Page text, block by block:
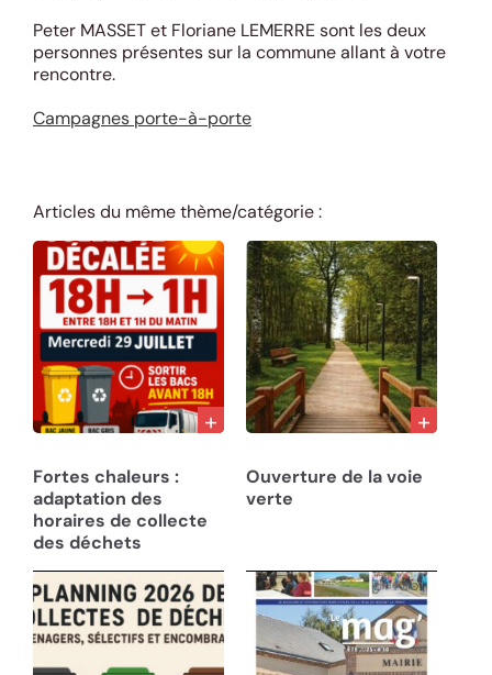
Peter MASSET et Floriane LEMERRE sont les deux
personnes présentes sur la commune allant à votre
rencontre.
Campagnes porte-à-porte
Articles du même thème/catégorie :
Fortes chaleurs :
adaptation des
horaires de collecte
des déchets
Ouverture de la voie
verte